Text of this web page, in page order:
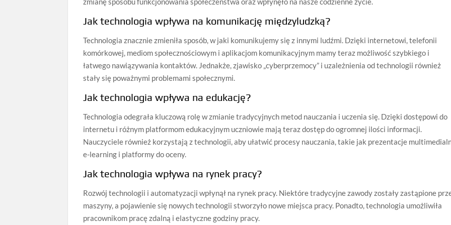
Jak technologia wpływa na komunikację międzyludzką?
Technologia znacznie zmieniła sposób, w jaki komunikujemy się z innymi ludźmi. Dzięki internetowi, telefonii
komórkowej, mediom społecznościowym i aplikacjom komunikacyjnym mamy teraz możliwość szybkiego i
łatwego nawiązywania kontaktów. Jednakże, zjawisko „cyberprzemocy” i uzależnienia od technologii również
stały się poważnymi problemami społecznymi.
Jak technologia wpływa na edukację?
Technologia odegrała kluczową rolę w zmianie tradycyjnych metod nauczania i uczenia się. Dzięki dostępowi do
internetu i różnym platformom edukacyjnym uczniowie mają teraz dostęp do ogromnej ilości informacji.
Nauczyciele również korzystają z technologii, aby ułatwić procesy nauczania, takie jak prezentacje
e-learning i platformy do oceny.
Jak technologia wpływa na rynek pracy?
Rozwój technologii i automatyzacji wpłynął na rynek pracy. Niektóre tradycyjne zawody zostały zastąpione
maszyny, a pojawienie się nowych technologii stworzyło nowe miejsca pracy. Ponadto, technologia umożliwiła
pracownikom pracę zdalną i elastyczne godziny pracy.